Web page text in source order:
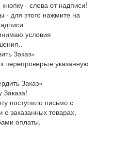
- слева от надписи!
- для этого нажмите на
условия
Заказ»
перепроверьте указанную
Заказ»
поступило письмо с
заказанных товарах,
оплаты.